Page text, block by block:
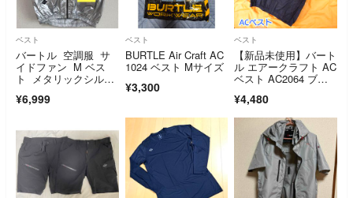
ベスト
バートル 空調服 サ
イドファン M ベス
ト メタリックシルバ
¥6,999
ベスト
BURTLE Air Craft AC
1024 ベスト Mサイズ
¥3,300
ベスト
【新品未使用】バート
ル エアークラフト AC
ベスト AC2064 ブラ
¥4,480